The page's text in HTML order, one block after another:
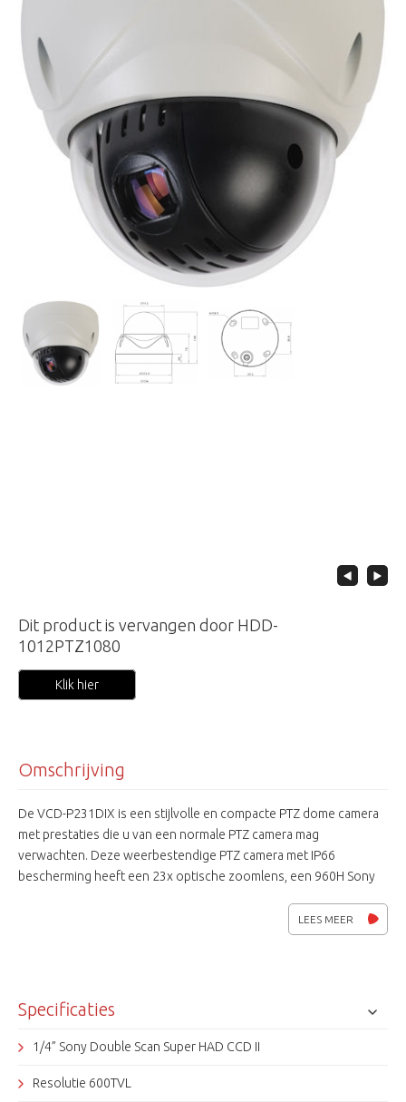
Dit product is vervangen door HDD-
1012PTZ1080
Klik hier
Omschrijving
De VCD-P231DIX is een stijlvolle en compacte PTZ dome camera
met prestaties die u van een normale PTZ camera mag
verwachten. Deze weerbestendige PTZ camera met IP66
bescherming heeft een 23x optische zoomlens, een 960H Sony
LEES MEER
Specificaties
1/4” Sony Double Scan Super HAD CCD II
Resolutie 600TVL